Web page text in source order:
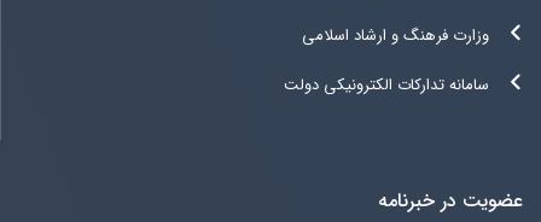
وزارت فرهنگ و ارشاد اسلامی
سامانه تدارکات الکترونیکی دولت
عضویت در خبرنامه